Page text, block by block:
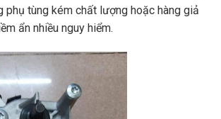
phụ tùng kém chất lượng hoặc hàng giả
ẩn nhiều nguy hiểm.